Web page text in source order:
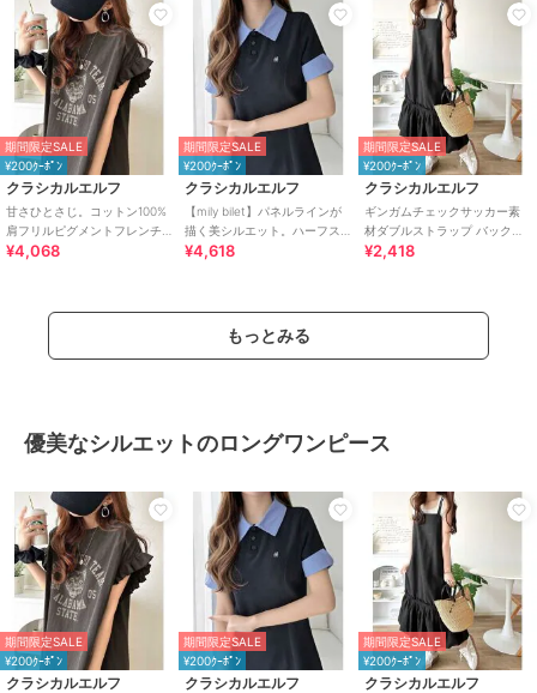
期間限定SALE
¥200ｸｰﾎﾟﾝ
クラシカルエルフ
甘さひとさじ。コットン100%
肩フリルピグメントフレンチ
スリーブワンピース（ロング
¥4,068
期間限定SALE
¥200ｸｰﾎﾟﾝ
クラシカルエルフ
【mily bilet】パネルラインが
描く美シルエット。ハーフス
リーブポロワンピース (ロング
¥4,618
期間限定SALE
¥200ｸｰﾎﾟﾝ
クラシカルエルフ
ギンガムチェックサッカー素
材ダブルストラップ バックリ
ボン裾バルーンキャミロング
¥2,418
もっとみる
優美なシルエットのロングワンピース
期間限定SALE
¥200ｸｰﾎﾟﾝ
クラシカルエルフ
期間限定SALE
¥200ｸｰﾎﾟﾝ
クラシカルエルフ
期間限定SALE
¥200ｸｰﾎﾟﾝ
クラシカルエルフ